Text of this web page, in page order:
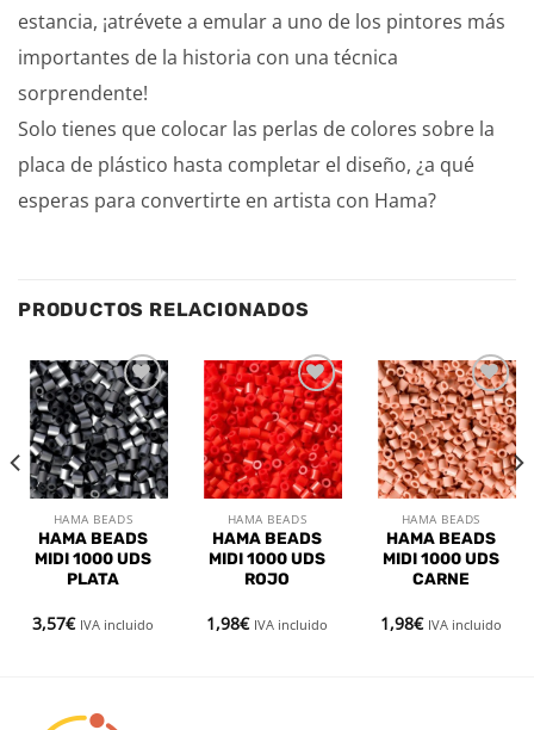
estancia, ¡atrévete a emular a uno de los pintores más
importantes de la historia con una técnica
sorprendente!
Solo tienes que colocar las perlas de colores sobre la
placa de plástico hasta completar el diseño, ¿a qué
esperas para convertirte en artista con Hama?
PRODUCTOS RELACIONADOS
Añadir
a la
lista de
deseos
HAMA BEADS
HAMA BEADS
MIDI 1000 UDS
PLATA
3,57€ IVA incluido
Añadir
a la
lista de
deseos
HAMA BEADS
HAMA BEADS
MIDI 1000 UDS
ROJO
1,98€ IVA incluido
Añadir
a la
lista de
deseos
HAMA BEADS
HAMA BEADS
MIDI 1000 UDS
CARNE
1,98€ IVA incluido